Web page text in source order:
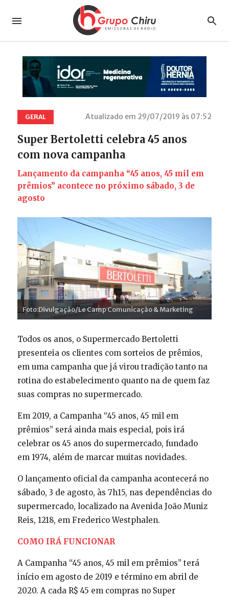
GERAL Atualizado em 29/07/2019 às 07:52
Super Bertoletti celebra 45 anos
com nova campanha
Lançamento da campanha “45 anos, 45 mil em
prêmios” acontece no próximo sábado, 3 de
agosto
Foto:Divulgação/Le Camp Comunicação & Marketing
Todos os anos, o Supermercado Bertoletti
presenteia os clientes com sorteios de prêmios,
em uma campanha que já virou tradição tanto na
rotina do estabelecimento quanto na de quem faz
suas compras no supermercado.
Em 2019, a Campanha “45 anos, 45 mil em
prêmios” será ainda mais especial, pois irá
celebrar os 45 anos do supermercado, fundado
em 1974, além de marcar muitas novidades.
O lançamento oficial da campanha acontecerá no
sábado, 3 de agosto, às 7h15, nas dependências do
supermercado, localizado na Avenida João Muniz
Reis, 1218, em Frederico Westphalen.
COMO IRÁ FUNCIONAR
A Campanha “45 anos, 45 mil em prêmios” terá
início em agosto de 2019 e término em abril de
2020. A cada R$ 45 em compras no Super